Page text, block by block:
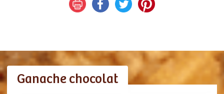
Ganache chocolat